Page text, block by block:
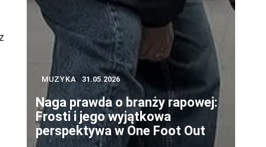
MUZYKA 31.05.2026
Naga prawda o branży rapowej:
Frosti i jego wyjątkowa
perspektywa w One Foot Out